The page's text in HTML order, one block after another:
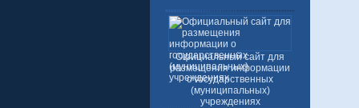
Официальный сайт для
размещения информации
о государственных
(муниципальных)
учреждениях